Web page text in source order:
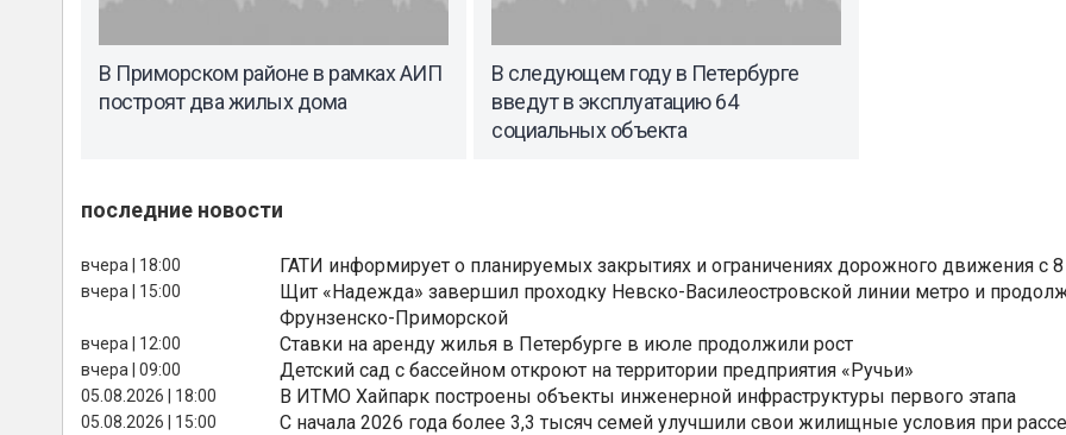
В Приморском районе в рамках АИП
построят два жилых дома
В следующем году в Петербурге
введут в эксплуатацию 64
социальных объекта
последние новости
вчера | 18:00 ГАТИ информирует о планируемых закрытиях и ограничениях дорожного движения с 8
вчера | 15:00
Щит «Надежда» завершил проходку Невско-Василеостровской линии метро и
Фрунзенско-Приморской
вчера | 12:00 Ставки на аренду жилья в Петербурге в июле продолжили рост
вчера | 09:00 Детский сад с бассейном откроют на территории предприятия «Ручьи»
05.08.2026 | 18:00 В ИТМО Хайпарк построены объекты инженерной инфраструктуры первого этапа
05.08.2026 | 15:00
С начала 2026 года более 3,3 тысяч семей улучшили свои жилищные условия при